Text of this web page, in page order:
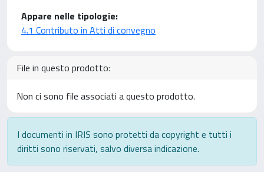
Appare nelle tipologie:
4.1 Contributo in Atti di convegno
File in questo prodotto:
Non ci sono file associati a questo prodotto.
I documenti in IRIS sono protetti da copyright e tutti i
diritti sono riservati, salvo diversa indicazione.